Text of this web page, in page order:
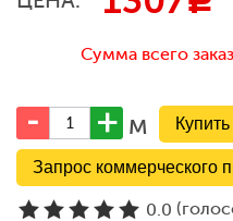
Сумма всего
м
Запрос коммерческого
0.0